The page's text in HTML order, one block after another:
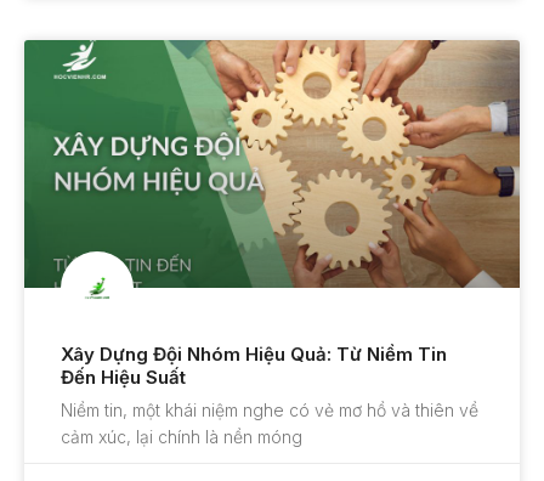
Xây Dựng Đội Nhóm Hiệu Quả: Từ Niềm Tin
Đến Hiệu Suất
Niềm tin, một khái niệm nghe có vẻ mơ hồ và thiên về
cảm xúc, lại chính là nền móng